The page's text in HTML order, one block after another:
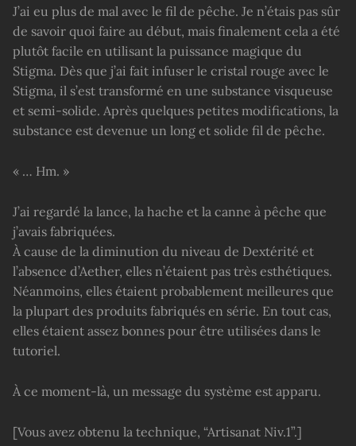
J’ai eu plus de mal avec le fil de pêche. Je n’étais pas sûr
de savoir quoi faire au début, mais finalement cela a été
plutôt facile en utilisant la puissance magique du
Stigma. Dès que j’ai fait infuser le cristal rouge avec le
Stigma, il s’est transformé en une substance visqueuse
et semi-solide. Après quelques petites modifications, la
substance est devenue un long et solide fil de pêche.
« … Hm. »
J’ai regardé la lance, la hache et la canne à pêche que
j’avais fabriquées.
À cause de la diminution du niveau de Dextérité et
l’absence d’Aether, elles n’étaient pas très esthétiques.
Néanmoins, elles étaient probablement meilleures que
la plupart des produits fabriqués en série. En tout cas,
elles étaient assez bonnes pour être utilisées dans le
tutoriel.
À ce moment-là, un message du système est apparu.
[Vous avez obtenu la technique, “Artisanat Niv.1”.]